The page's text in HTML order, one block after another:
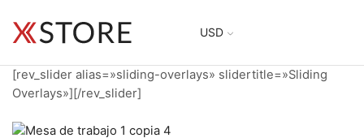
USD
[rev_slider alias=»sliding-overlays» slidertitle=»Sliding
Overlays»][/rev_slider]